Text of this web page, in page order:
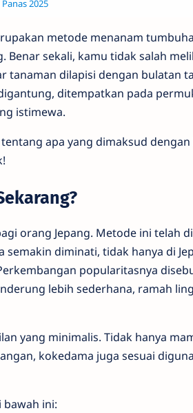
2025
metode menanam
Benar sekali, kamu tidak salah
tanaman dilapisi dengan bulatan
ditempatkan pada
istimewa.
apa yang dimaksud
orang Jepang. Metode ini telah
diminati, tidak hanya di
popularitasnya
lebih sederhana, ramah
yang minimalis. Tidak hanya
kokedama juga sesuai
ini: